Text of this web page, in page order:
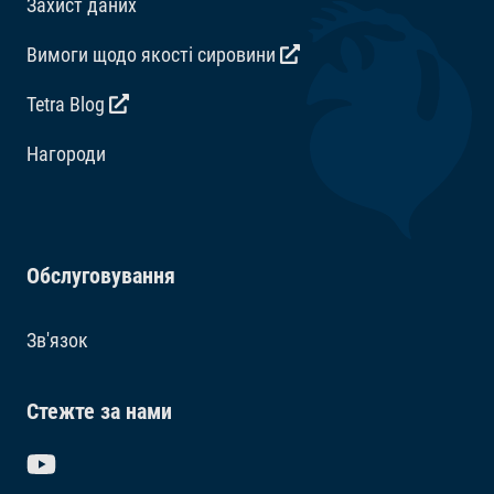
Захист даних
Вимоги щодо якості сировини
Tetra Blog
Hагороди
Обслуговування
Зв'язок
Стежте за нами